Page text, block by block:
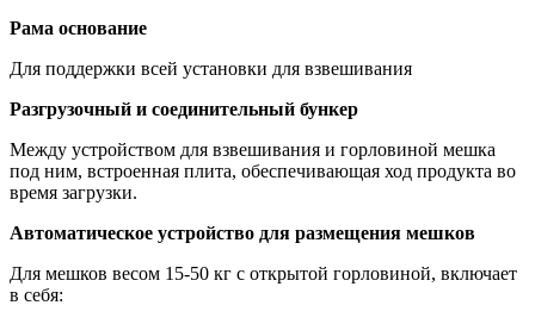
Рама основание
Для поддержки всей установки для взвешивания
Разгрузочный и соединительный бункер
Между устройством для взвешивания и горловиной мешка
под ним, встроенная плита, обеспечивающая ход продукта во
время загрузки.
Автоматическое устройство для размещения мешков
Для мешков весом 15-50 кг с открытой горловиной, включает
в себя: